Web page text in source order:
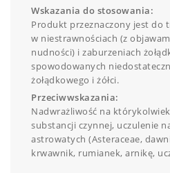
Wskazania do stosowania:
Produkt przeznaczony jest do
w niestrawnościach (z
nudności) i zaburzeniach
spowodowanych
żołądkowego i żółci.
Przeciwwskazania:
Nadwrażliwość na
substancji czynnej, uczulenie
astrowatych (Asteraceae,
krwawnik, rumianek, arnikę,